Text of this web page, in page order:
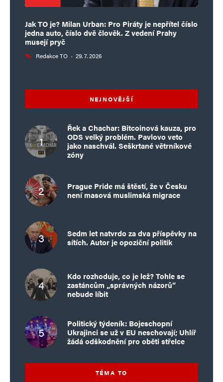
Jak TO je? Milan Urban: Pro Piráty je nepřítel číslo
jedna auto, číslo dvě člověk. Z vedení Prahy
musejí pryč
Redakce TO · 29. 7. 2026
NEJNOVĚJŠÍ
Řek a Chachar: Bitcoinová kauza, pro
ODS velký problém. Pavlovo veto
jako naschvál. Seškrtané větrníkové
zóny
Prague Pride má štěstí, že v Česku
není masová muslimská migrace
Sedm let natvrdo za dva příspěvky na
sítích. Autor je opoziční politik
Kdo rozhoduje, co je lež? Tohle se
zastáncům „správných názorů“
nebude líbit
Politický týdeník: Bojeschopní
Ukrajinci se už v EU neschovají; Uhlíř
žádá odškodnění pro oběti střelce
TÉMA TO